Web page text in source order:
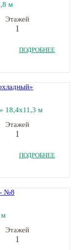
м
Этажей
1
ПОДРОБНЕЕ
18,4х11,3 м
Этажей
1
ПОДРОБНЕЕ
м
Этажей
1